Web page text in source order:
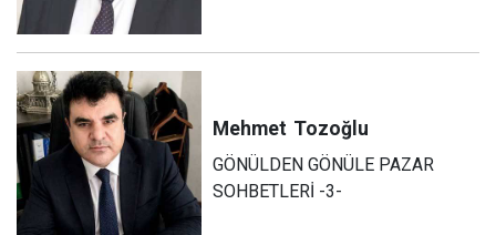
Mehmet Tozoğlu
GÖNÜLDEN GÖNÜLE PAZAR
SOHBETLERİ -3-